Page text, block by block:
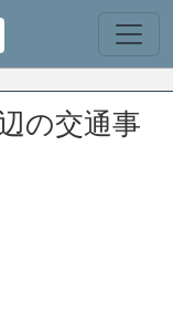
の交通事